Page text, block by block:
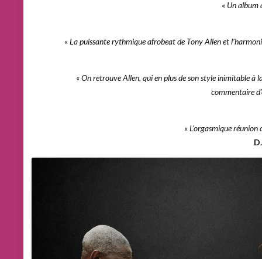
« Un album
«La puissante rythmique afrobeat de Tony Allen et
«On retrouve Allen, qui en plus de son style inimitable à
commentaire
«L’orgasmique